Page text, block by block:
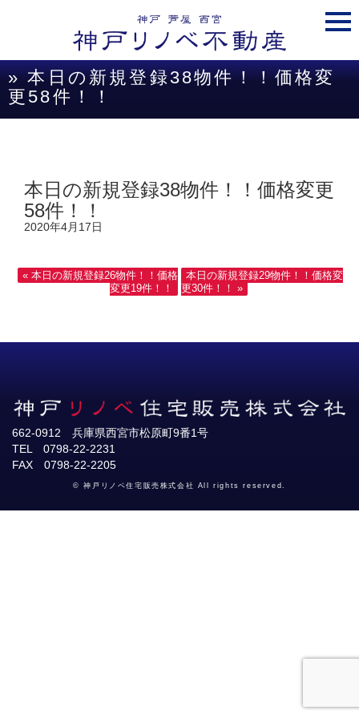
» 本日の新規登録38物件！！価格変
更58件！！
本日の新規登録38物件！！価格変更
58件！！
2020年4月17日
« 本日の新規登録26物件！！価格
変更19件！！
本日の新規登録29物件！！価格変
更30件！！ »
662-0912 兵庫県西宮市松原町9番1号
TEL 0798-22-2231
FAX 0798-22-2205
© 神戸リノベ住宅販売株式会社 All rights reserved.